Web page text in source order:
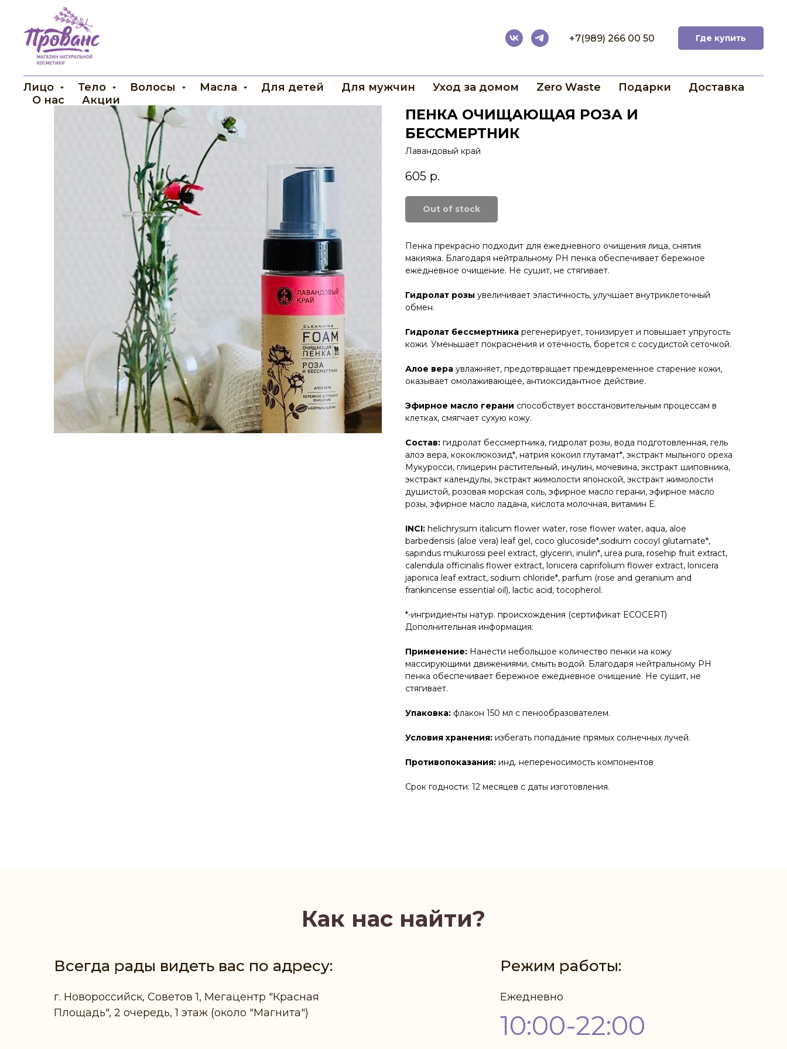
+7(989) 266 00 50 Где купить
Лицо Тело Волосы Масла Для детей Для мужчин Уход за домом Zero Waste Подарки
Доставка
О нас
Акции
ПЕНКА ОЧИЩАЮЩАЯ РОЗА И
БЕССМЕРТНИК
Лавандовый край
605 р.
Out of stock
Пенка прекрасно подходит для ежедневного очищения лица, снятия
макияжа. Благодаря нейтральному PH пенка обеспечивает бережное
ежедневное очищение. Не сушит, не стягивает.
Гидролат розы увеличивает эластичность, улучшает внутриклеточный
обмен.
Гидролат бессмертника регенерирует, тонизирует и повышает упругость
кожи. Уменьшает покраснения и отёчность, борется с сосудистой сеточкой.
Алое вера увлажняет, предотвращает преждевременное старение кожи,
оказывает омолаживающее, антиоксидантное действие.
Эфирное масло герани способствует восстановительным процессам в
клетках, смягчает сухую кожу.
Состав: гидролат бессмертника, гидролат розы, вода подготовленная, гель
алоэ вера, кококлюкозид*, натрия кокоил глутамат*, экстракт мыльного ореха
Мукуросси, глицерин растительный, инулин, мочевина, экстракт шиповника,
экстракт календулы, экстракт жимолости японской, экстракт жимолости
душистой, розовая морская соль, эфирное масло герани, эфирное масло
розы, эфирное масло ладана, кислота молочная, витамин Е.
INCI: helichrysum italicum flower water, rose flower water, aqua, aloe
barbedensis (aloe vera) leaf gel, coco glucoside*,sodium cocoyl glutamate*,
sapindus mukurossi peel extract, glycerin, inulin*, urea pura, rosehip fruit extract,
calendula officinalis flower extract, lonicera caprifolium flower extract, lonicera
japonica leaf extract, sodium chloride*, parfum (rose and geranium and
frankincense essential oil), lactic acid, tocopherol.
*-ингридиенты натур. происхождения (сертификат ECOCERT)
Дополнительная информация:
Применение: Нанести небольшое количество пенки на кожу
массирующими движениями, смыть водой. Благодаря нейтральному PH
пенка обеспечивает бережное ежедневное очищение. Не сушит, не
стягивает.
Упаковка: флакон 150 мл с пенообразователем.
Условия хранения: избегать попадание прямых солнечных лучей.
Противопоказания: инд. непереносимость компонентов
Срок годности: 12 месяцев с даты изготовления.
Как нас найти?
Всегда рады видеть вас по адресу:
г. Новороссийск, Советов 1, Мегацентр "Красная
Площадь", 2 очередь, 1 этаж (около "Магнита")
Режим работы:
Ежедневно
10:00-22:00